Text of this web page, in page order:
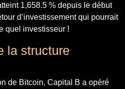
1,658.5 % depuis le début
d’investissement qui pourrait
quel investisseur !
la structure
de Bitcoin, Capital B a opéré